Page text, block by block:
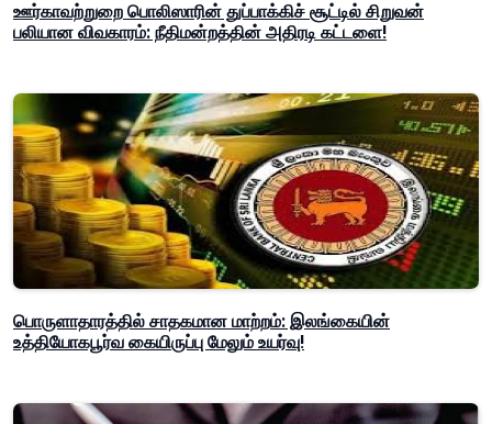
ஊர்காவற்றுறை பொலிஸாரின் துப்பாக்கிச் சூட்டில் சிறுவன்
பலியான விவகாரம்: நீதிமன்றத்தின் அதிரடி கட்டளை!
பொருளாதாரத்தில் சாதகமான மாற்றம்: இலங்கையின்
உத்தியோகபூர்வ கையிருப்பு மேலும் உயர்வு!